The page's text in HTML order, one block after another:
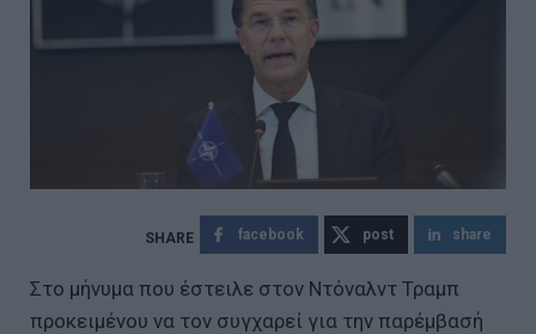
facebook post share
Στο μήνυμα που έστειλε στον Ντόναλντ Τραμπ
προκειμένου να τον συγχαρεί για την παρέμβασή